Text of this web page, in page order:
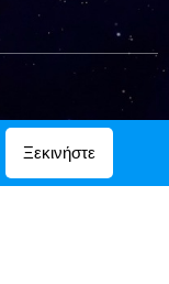
Ξεκινήστε